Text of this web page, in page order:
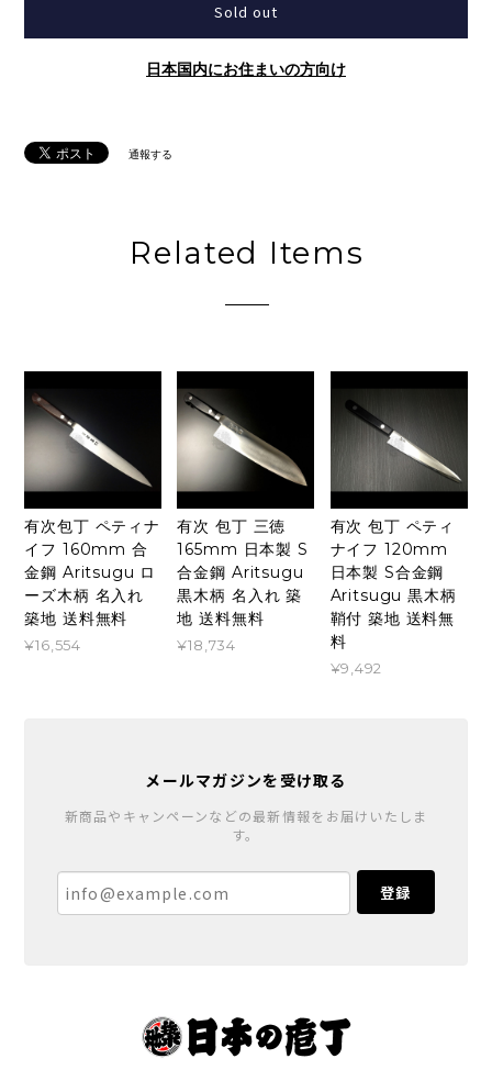
Sold out
日本国内にお住まいの方向け
通報する
Related Items
有次包丁 ペティナ
イフ 160mm 合
金鋼 Aritsugu ロ
ーズ木柄 名入れ
築地 送料無料
¥16,554
有次 包丁 三徳
165mm 日本製 S
合金鋼 Aritsugu
黒木柄 名入れ 築
地 送料無料
¥18,734
有次 包丁 ペティ
ナイフ 120mm
日本製 S合金鋼
Aritsugu 黒木柄
鞘付 築地 送料無
料
¥9,492
メールマガジンを受け取る
新商品やキャンペーンなどの最新情報をお届けいたしま
す。
登録